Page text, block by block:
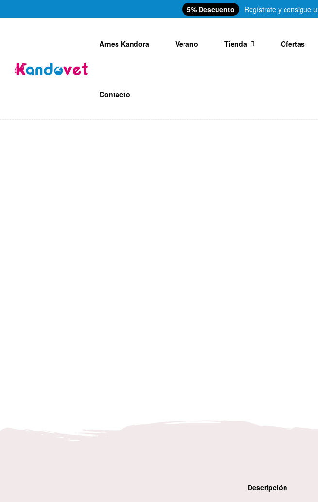
5% Descuento Regístrate y consigue
Arnes Kandora Verano Tienda Ofertas
Contacto
Descripción